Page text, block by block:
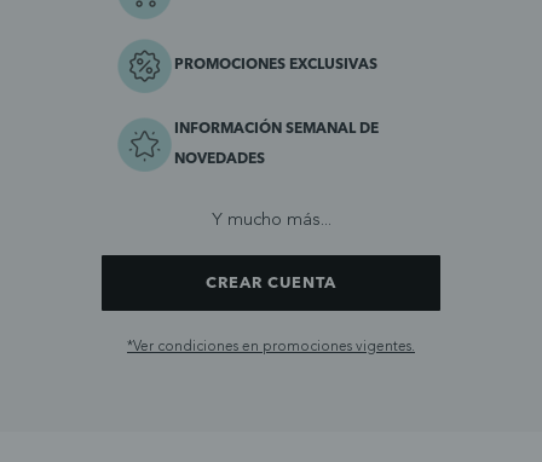
PROMOCIONES EXCLUSIVAS
INFORMACIÓN SEMANAL DE
NOVEDADES
Y mucho más...
CREAR CUENTA
*Ver condiciones en promociones vigentes.